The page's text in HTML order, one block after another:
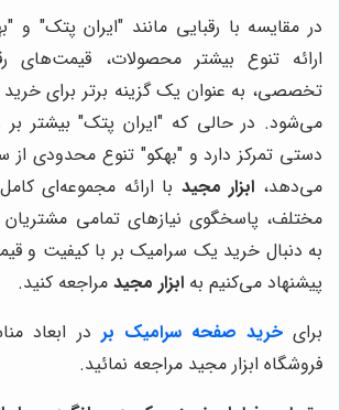
در مقایسه با رقبایی مانند "ایران پتک" و
ارائه تنوع بیشتر محصولات، قیمت‌های
تخصصی، به عنوان یک گزینه برتر برای
می‌شود. در حالی که "ایران پتک" بیشتر بر
دستی تمرکز دارد و "بهکو" تنوع محدودی از
می‌دهد، ابزار مجید با ارائه مجموعه‌ای
مختلف، پاسخگوی نیازهای تمامی مشتریان
به دنبال خرید یک سرامیک بر با کیفیت و
پیشنهاد می‌کنیم به ابزار مجید مراجعه کنید.
برایخرید صفحه سرامیک بر در ابعاد
فروشگاه ابزار مجید مراجعه نمائید.